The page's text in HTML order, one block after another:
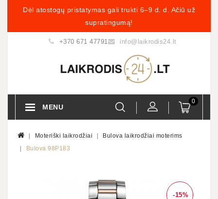
Dėl atostogų pristatymas gali trukti 6–9 d. d. Ačiū už
supratingumą!
+370 671 47791 info@laikrodis24.lt
0
MENU
Moteriški laikrodžiai
Bulova laikrodžiai moterims
Bulova 98P183
-15%